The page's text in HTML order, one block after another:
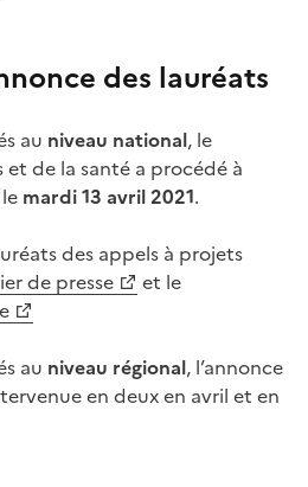
des lauréats
au niveau national, le
de la santé a procédé à
mardi 13 avril 2021.
des appels à projets
de presse
et le
au niveau régional, l’annonce
en deux en avril et en